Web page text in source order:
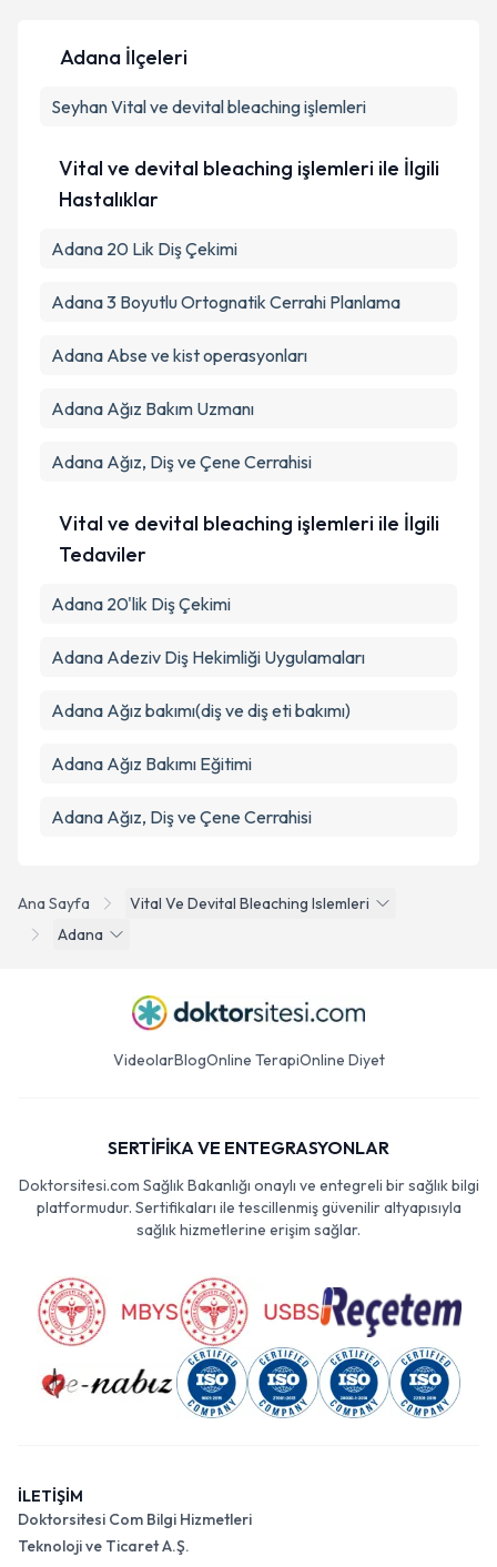
Metni'ni okudum ve kişisel verilerimin belirtilen
Ana Sayfa
Vital Ve Devital Bleaching Islemleri
Adana
Adana İlçeleri
SeyhanVital ve devital bleaching işlemleri
Vital ve devital bleaching işlemleri ile İlgili
Hastalıklar
Adana 20 Lik Diş Çekimi
Adana 3 Boyutlu Ortognatik Cerrahi Planlama
Adana Abse ve kist operasyonları
Adana Ağız Bakım Uzmanı
Adana Ağız, Diş ve Çene Cerrahisi
Vital ve devital bleaching işlemleri ile İlgili
Tedaviler
Adana 20'lik Diş Çekimi
Adana Adeziv Diş Hekimliği Uygulamaları
Adana Ağız bakımı(diş ve diş eti bakımı)
Adana Ağız Bakımı Eğitimi
Adana Ağız, Diş ve Çene Cerrahisi
VideolarBlogOnline TerapiOnline Diyet
SERTİFİKA VE ENTEGRASYONLAR
Doktorsitesi.com Sağlık Bakanlığı onaylı ve entegreli bir sağlık bilgi
platformudur. Sertifikaları ile tescillenmiş güvenilir altyapısıyla
sağlık hizmetlerine erişim sağlar.
İLETİŞİM
Doktorsitesi Com Bilgi Hizmetleri
Teknoloji ve Ticaret A.Ş.